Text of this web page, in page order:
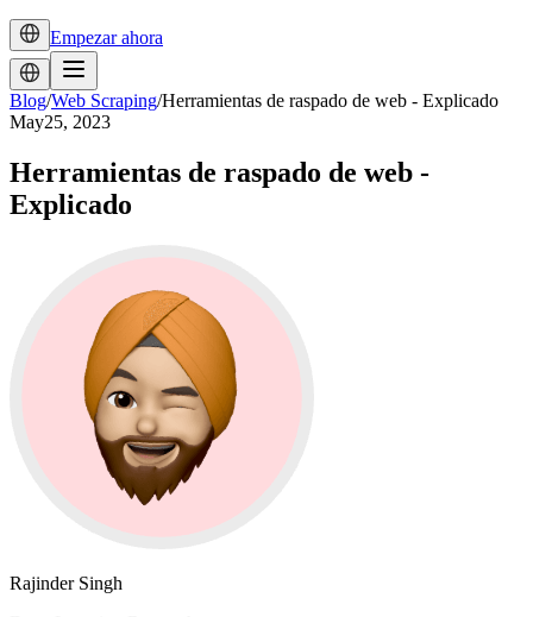
Empezar ahora
Blog/Web Scraping/Herramientas de raspado de web - Explicado
May25, 2023
Herramientas de raspado de web -
Explicado
Rajinder Singh